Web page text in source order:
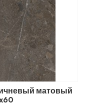
матовый